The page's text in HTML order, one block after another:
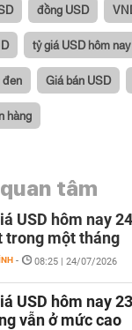
đồng USD
tỷ giá USD hôm nay
đen Giá bán USD
hàng
tâm
USD hôm nay
trong một tháng
- 08:25 | 24/07/2026
USD hôm nay
vẫn ở mức cao